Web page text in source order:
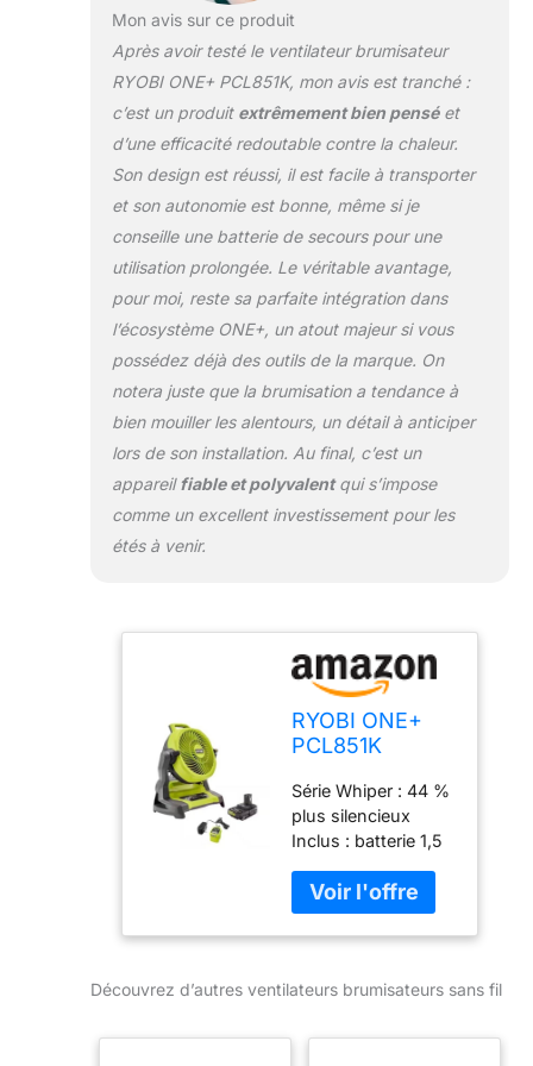
Mon avis sur ce produit
Après avoir testé le ventilateur brumisateur
RYOBI ONE+ PCL851K, mon avis est tranché :
c’est un produit extrêmement bien penséet
d’une efficacité redoutable contre la chaleur.
Son design est réussi, il est facile à transporter
et son autonomie est bonne, même si je
conseille une batterie de secours pour une
utilisation prolongée. Le véritable avantage,
pour moi, reste sa parfaite intégration dans
l’écosystème ONE+, un atout majeur si vous
possédez déjà des outils de la marque. On
notera juste que la brumisation a tendance à
bien mouiller les alentours, un détail à anticiper
lors de son installation. Au final, c’est un
appareilfiable et polyvalentqui s’impose
comme un excellent investissement pour les
étés à venir.
RYOBI ONE+
PCL851K
brumisateur
sans fil 18 V
avec batterie
1,5 Ah et
chargeur
Jaune/noir
Taille M
Série Whiper : 44 %
plus silencieux
Inclus : batterie 1,5
Jusqu'à 4,3 m de
couverture de
brumisation avec
fonctionnement
et 2 réglages de
Découvrez d’autres ventilateurs brumisateurs sans fil